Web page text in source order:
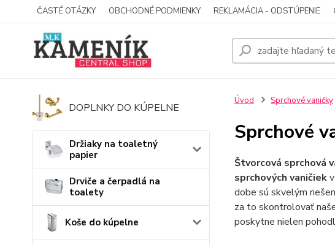
ČASTÉ OTÁZKY OBCHODNÉ PODMIENKY REKLAMÁCIA - ODSTÚPENIE
DOPLNKY DO KÚPELNE
Držiaky na toaletný
papier
Drviče a čerpadlá na
toalety
Koše do kúpelne
Úvod Sprchové vaničky
Sprchové
Štvorcová sprchová
sprchových vaničiekv
dobe sú skvelým
za to skontrolovať
poskytne nielen